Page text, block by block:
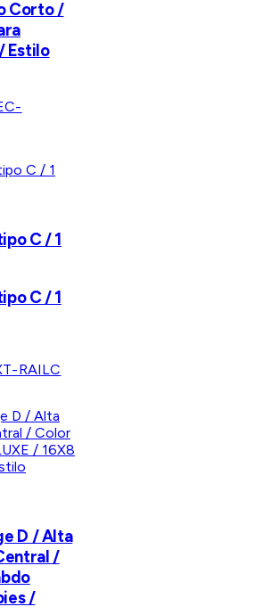
Corto /
Estilo
C / 1
C / 1
RAILC
D / Alta
/
/